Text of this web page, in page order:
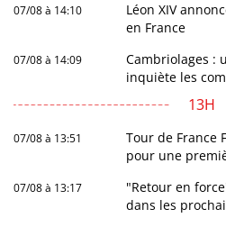
07/08 à 14:10
Léon XIV
en France
07/08 à 14:09
Cambriolages :
inquiète les
13H
07/08 à 13:51
Tour de France
pour une
07/08 à 13:17
"Retour en
dans les